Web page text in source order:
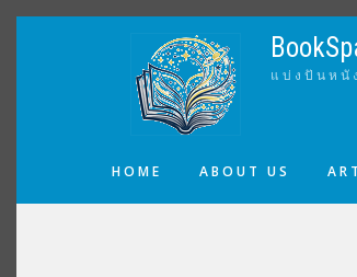
Skip
แบ่งปันหนั
MAIN
NAVIGATION
HOME ABOUT US